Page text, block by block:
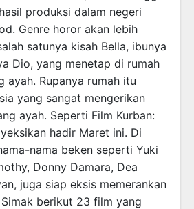
produksi dalam negeri
Genre horor akan lebih
satunya kisah Bella, ibunya
Dio, yang menetap di rumah
ayah. Rupanya rumah itu
yang sangat mengerikan
ayah. Seperti Film Kurban:
hadir Maret ini. Di
nama beken seperti Yuki
Donny Damara, Dea
juga siap eksis memerankan
berikut 23 film yang